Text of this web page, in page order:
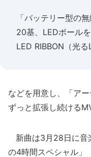
「バッテリー型の
20基、LEDポール
LED RIBBON（光る
などを用意し、「ア
ずっと拡張し続ける
新曲は3月28日に音
の4時間スペシャル」